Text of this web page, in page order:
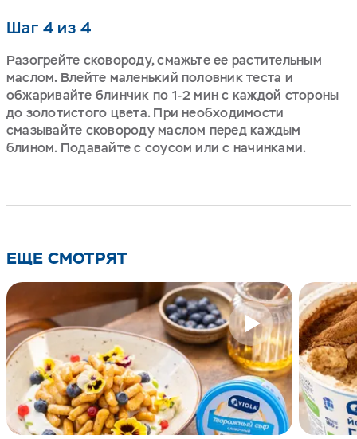
Шаг 4 из 4
Разогрейте сковороду, смажьте ее растительным
маслом. Влейте маленький половник теста и
обжаривайте блинчик по 1-2 мин с каждой стороны
до золотистого цвета. При необходимости
смазывайте сковороду маслом перед каждым
блином. Подавайте с соусом или с начинками.
ЕЩЕ СМОТРЯТ